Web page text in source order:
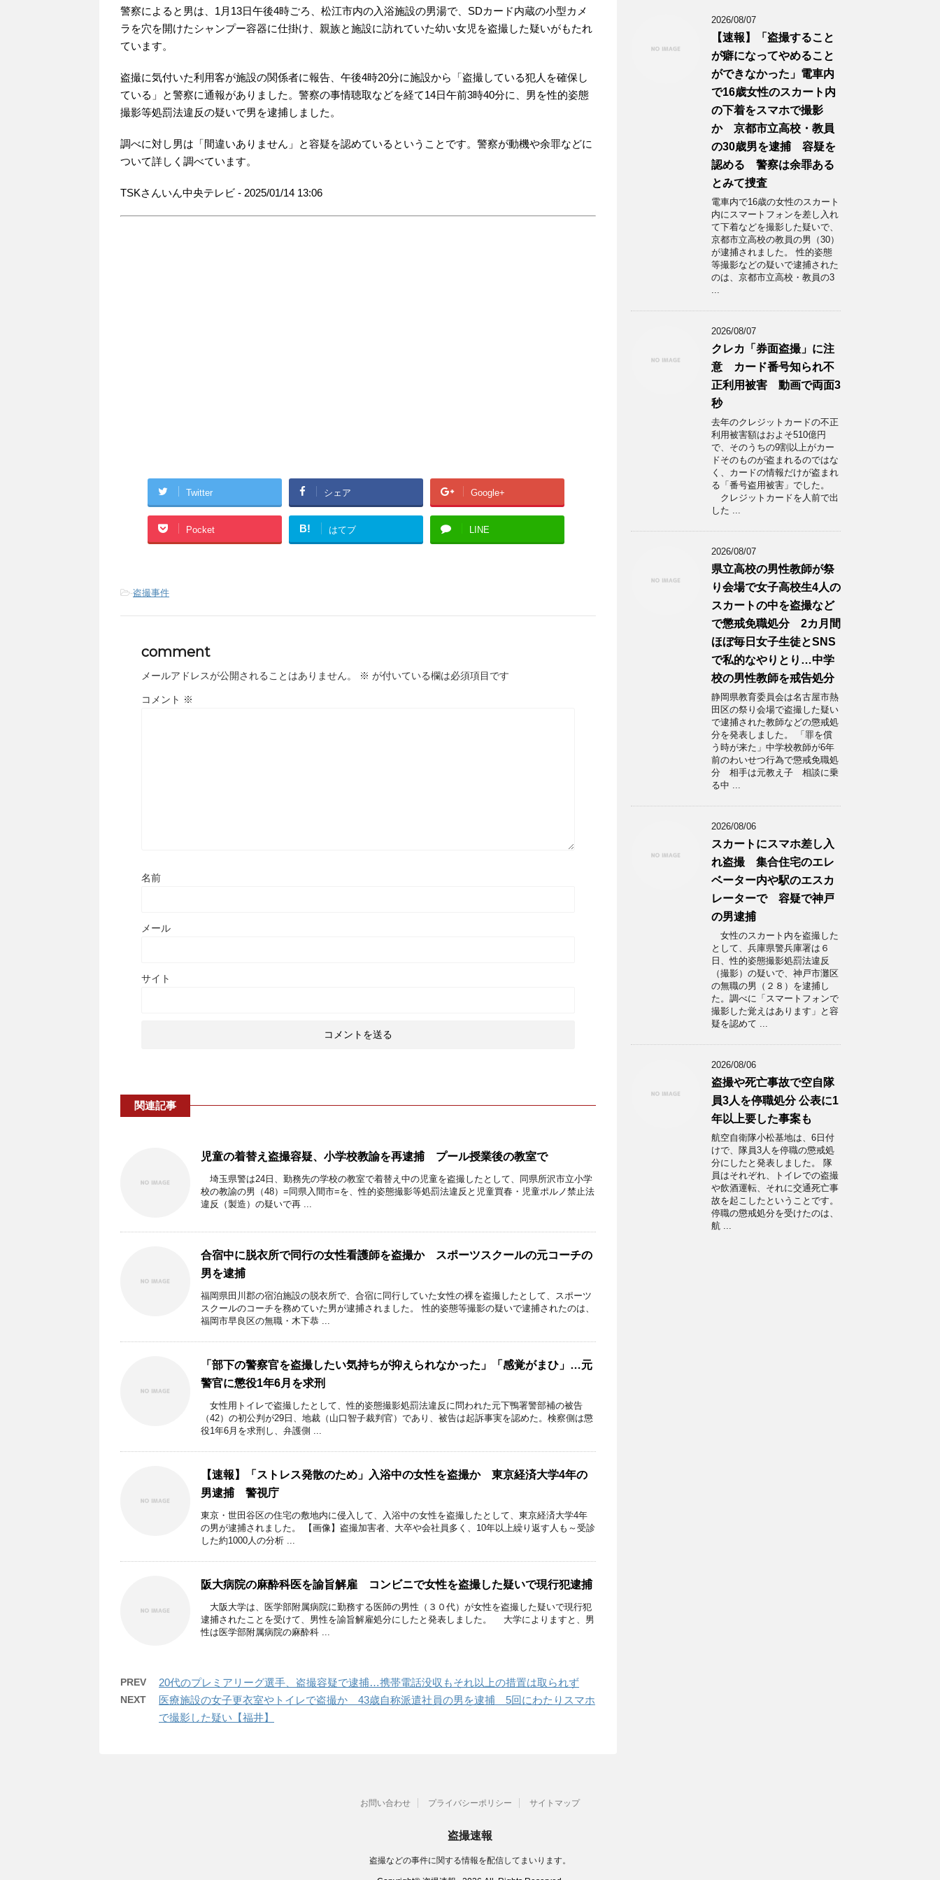
警察によると男は、1月13日午後4時ごろ、松江市内の入浴施設の男湯で、SDカード内蔵の小型カメ
ラを穴を開けたシャンプー容器に仕掛け、親族と施設に訪れていた幼い女児を盗撮した疑いがもたれ
ています。
盗撮に気付いた利用客が施設の関係者に報告、午後4時20分に施設から「盗撮している犯人を確保し
ている」と警察に通報がありました。警察の事情聴取などを経て14日午前3時40分に、男を性的姿態
撮影等処罰法違反の疑いで男を逮捕しました。
調べに対し男は「間違いありません」と容疑を認めているということです。警察が動機や余罪などに
ついて詳しく調べています。
TSKさんいん中央テレビ - 2025/01/14 13:06
Twitter シェア Google+
Pocket B! はてブ LINE
-盗撮事件
comment
メールアドレスが公開されることはありません。 ※ が付いている欄は必須項目です
コメント ※
名前
メール
サイト
関連記事
児童の着替え盗撮容疑、小学校教諭を再逮捕 プール授業後の教室で
埼玉県警は24日、勤務先の学校の教室で着替え中の児童を盗撮したとして、同県所沢市立小学
校の教諭の男（48）=同県入間市=を、性的姿態撮影等処罰法違反と児童買春・児童ポルノ禁止法
違反（製造）の疑いで再 ...
合宿中に脱衣所で同行の女性看護師を盗撮か スポーツスクールの元コーチの
男を逮捕
福岡県田川郡の宿泊施設の脱衣所で、合宿に同行していた女性の裸を盗撮したとして、スポーツ
スクールのコーチを務めていた男が逮捕されました。 性的姿態等撮影の疑いで逮捕されたのは、
福岡市早良区の無職・木下恭 ...
「部下の警察官を盗撮したい気持ちが抑えられなかった」「感覚がまひ」…元
警官に懲役1年6月を求刑
女性用トイレで盗撮したとして、性的姿態撮影処罰法違反に問われた元下鴨署警部補の被告
（42）の初公判が29日、地裁（山口智子裁判官）であり、被告は起訴事実を認めた。検察側は懲
役1年6月を求刑し、弁護側 ...
【速報】「ストレス発散のため」入浴中の女性を盗撮か 東京経済大学4年の
男逮捕 警視庁
東京・世田谷区の住宅の敷地内に侵入して、入浴中の女性を盗撮したとして、東京経済大学4年
の男が逮捕されました。 【画像】盗撮加害者、大卒や会社員多く、10年以上繰り返す人も～受診
した約1000人の分析 ...
阪大病院の麻酔科医を諭旨解雇 コンビニで女性を盗撮した疑いで現行犯逮捕
大阪大学は、医学部附属病院に勤務する医師の男性（３０代）が女性を盗撮した疑いで現行犯
逮捕されたことを受けて、男性を諭旨解雇処分にしたと発表しました。 大学によりますと、男
性は医学部附属病院の麻酔科 ...
PREV 20代のプレミアリーグ選手、盗撮容疑で逮捕…携帯電話没収もそれ以上の措置は取られず
NEXT
医療施設の女子更衣室やトイレで盗撮か 43歳自称派遣社員の男を逮捕 5回にわたりスマホ
で撮影した疑い【福井】
2026/08/07
【速報】「盗撮すること
が癖になってやめること
ができなかった」電車内
で16歳女性のスカート内
の下着をスマホで撮影
か 京都市立高校・教員
の30歳男を逮捕 容疑を
認める 警察は余罪ある
とみて捜査
電車内で16歳の女性のスカート
内にスマートフォンを差し入れ
て下着などを撮影した疑いで、
京都市立高校の教員の男（30）
が逮捕されました。 性的姿態
等撮影などの疑いで逮捕された
のは、京都市立高校・教員の3
...
2026/08/07
クレカ「券面盗撮」に注
意 カード番号知られ不
正利用被害 動画で両面3
秒
去年のクレジットカードの不正
利用被害額はおよそ510億円
で、そのうちの9割以上がカー
ドそのものが盗まれるのではな
く、カードの情報だけが盗まれ
る「番号盗用被害」でした。
クレジットカードを人前で出
した ...
2026/08/07
県立高校の男性教師が祭
り会場で女子高校生4人の
スカートの中を盗撮など
で懲戒免職処分 2カ月間
ほぼ毎日女子生徒とSNS
で私的なやりとり…中学
校の男性教師を戒告処分
静岡県教育委員会は名古屋市熱
田区の祭り会場で盗撮した疑い
で逮捕された教師などの懲戒処
分を発表しました。 「罪を償
う時が来た」中学校教師が6年
前のわいせつ行為で懲戒免職処
分 相手は元教え子 相談に乗
る中 ...
2026/08/06
スカートにスマホ差し入
れ盗撮 集合住宅のエレ
ベーター内や駅のエスカ
レーターで 容疑で神戸
の男逮捕
女性のスカート内を盗撮した
として、兵庫県警兵庫署は６
日、性的姿態撮影処罰法違反
（撮影）の疑いで、神戸市灘区
の無職の男（２８）を逮捕し
た。調べに「スマートフォンで
撮影した覚えはあります」と容
疑を認めて ...
2026/08/06
盗撮や死亡事故で空自隊
員3人を停職処分 公表に1
年以上要した事案も
航空自衛隊小松基地は、6日付
けで、隊員3人を停職の懲戒処
分にしたと発表しました。 隊
員はそれぞれ、トイレでの盗撮
や飲酒運転、それに交通死亡事
故を起こしたということです。
停職の懲戒処分を受けたのは、
航 ...
お問い合わせ プライバシーポリシー サイトマップ
盗撮速報
盗撮などの事件に関する情報を配信してまいります。